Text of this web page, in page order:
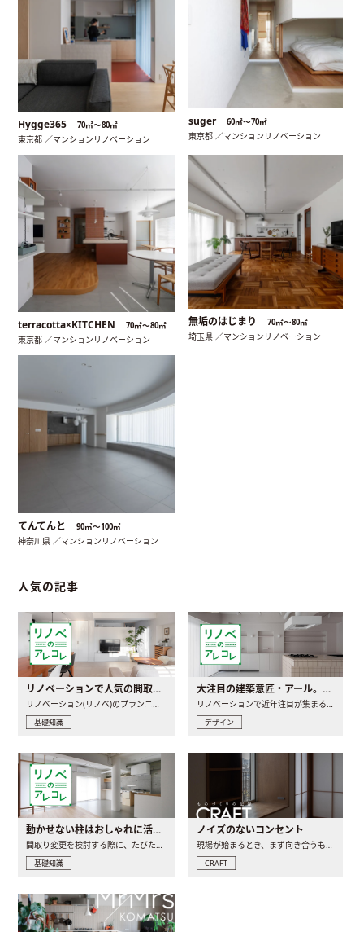
Hygge365 70㎡〜80㎡
東京都 ／マンションリノベーション
suger 60㎡〜70㎡
東京都 ／マンションリノベーション
terracotta×KITCHEN 70㎡〜80㎡
東京都 ／マンションリノベーション
無垢のはじまり 70㎡〜80㎡
埼玉県 ／マンションリノベーション
てんてんと 90㎡〜100㎡
神奈川県 ／マンションリノベーション
人気の記事
リノベーションで人気の間取りとは？トレンドの間取りと実例を徹底解説
リノベーション(リノベ)のプランニングで一番最初に決めるのは..
基礎知識
大注目の建築意匠・アール。人気の理由と空間に取り入れるポイント
リノベーションで近年注目が集まる建築意匠の一つであるアール..
デザイン
動かせない柱はおしゃれに活用！柱を魅せるリノベーション(リノベ)4選
間取り変更を検討する際に、たびたび皆さんの頭を悩ませる動か..
基礎知識
ノイズのないコンセント
現場が始まるとき、まず向き合うものの一つがコンセントです..
CRAFT